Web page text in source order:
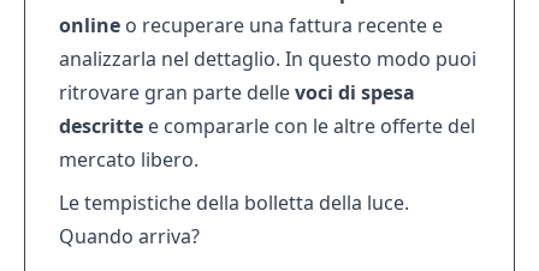
online o recuperare una fattura recente e
analizzarla nel dettaglio. In questo modo puoi
ritrovare gran parte dellevoci di spesa
descritte e compararle con le altre offerte del
mercato libero.
Le tempistiche della bolletta della luce.
Quando arriva?